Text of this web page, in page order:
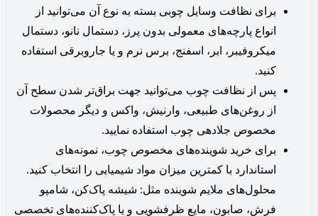
برای نظافت وسایل چوبی بسته به نوع آن می‌توانید از
انواع پارچه‌های معمولی بدون پرز، دستمال نانو، دستمال
میکروفیبر، ابر، اسفنج، برس نرم و یا جاروبرقی استفاده
کنید.
پس از نظافت چوب می‌توانید جهت براق‌تر شدن سطح آن
از روغن‌های طبیعی، وارنیش، واکس و دیگر محصولات
مخصوص جلادهی چوب استفاده نمایید.
برای خرید شوینده‌های مخصوص چوب، نمونه‌های
استاندارد با کمترین میزان مواد شیمیایی را انتخاب کنید.
محلول‌های ملایم شوینده مثل: شیشه پاک‌کن، شامپو
فرش، صابون، مایع ظرفشویی و یا پاک‌کننده‌های تخصصی